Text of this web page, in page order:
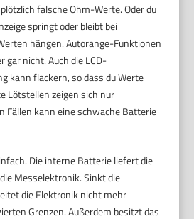
falsche Ohm-Werte. Oder du
springt oder bleibt bei
hängen. Autorange-Funktionen
gar nicht. Auch die LCD-
kann flackern, so dass du Werte
Lötstellen zeigen sich nur
Fällen kann eine schwache Batterie
Die interne Batterie liefert die
Messelektronik. Sinkt die
die Elektronik nicht mehr
Grenzen. Außerdem besitzt das